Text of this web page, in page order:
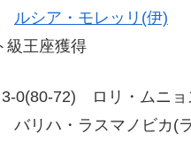
ルシア・モレッリ(伊)
級王座獲得
0(80-72) ロリ・ムニョ
リハ・ラスマノビカ(